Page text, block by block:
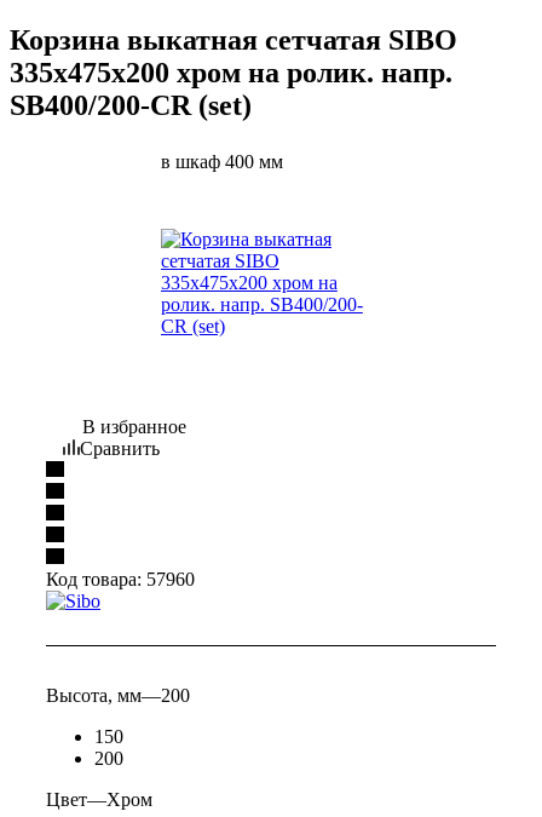
Корзина выкатная сетчатая SIBO
335х475х200 хром на ролик. напр.
SB400/200-CR (set)
в шкаф 400 мм
В избранное
Сравнить
Код товара: 57960
Высота, мм—200
150
200
Цвет—Хром